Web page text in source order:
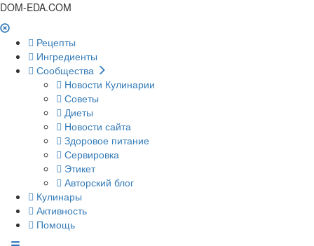
DOM-EDA.COM
Рецепты
Ингредиенты
Сообщества
Новости Кулинарии
Советы
Диеты
Новости сайта
Здоровое питание
Сервировка
Этикет
Авторский блог
Кулинары
Активность
Помощь